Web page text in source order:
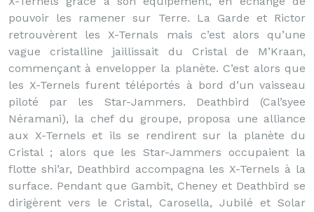
pouvoir les ramener sur Terre. La Garde et Rictor
retrouvèrent les X-Ternals mais c’est alors qu’une
vague cristalline jaillissait du Cristal de M’Kraan,
commençant à envelopper la planète. C’est alors que
les X-Ternels furent téléportés à bord d’un vaisseau
piloté par les Star-Jammers. Deathbird (Cal’syee
Néramani), la chef du groupe, proposa une alliance
aux X-Ternels et ils se rendirent sur la planète du
Cristal ; alors que les Star-Jammers occupaient la
flotte shi’ar, Deathbird accompagna les X-Ternels à la
surface. Pendant que Gambit, Cheney et Deathbird se
dirigèrent vers le Cristal, Carosella, Jubilé et Solar